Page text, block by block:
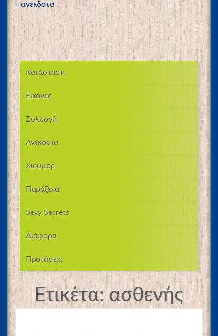
ανέκδοτα
Κατάσταση
Εικόνες
Συλλογή
Ανέκδοτα
Χιούμορ
Παράξενα
Sexy Secrets
Διάφορα
Προτάσεις
Ετικέτα:ασθενής